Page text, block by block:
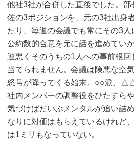
他社3社が合併した直後でした。
佐の3ポジションを、元の3社出身
たり、毎週の会議でも常にその3
公約数的合意を元に話を進めてい
運悪くそのうちの1人への事前根回
当てられません。会議は険悪な空
怒号が降ってくる始末。○○派、
社内メンバーの調整役をひたすら
気づけばだいぶメンタルが追い詰
なりに対価はもらえているけれど
は1ミリもなっていない。